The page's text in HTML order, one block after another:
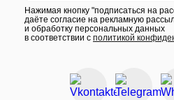
Нажимая кнопку "подписаться на
даёте согласие на рекламную
и обработку персональных данных
в соответствии с политикой